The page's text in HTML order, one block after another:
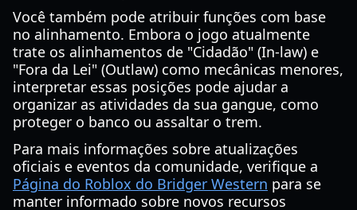
Você também pode atribuir funções com base
no alinhamento. Embora o jogo atualmente
trate os alinhamentos de "Cidadão" (In-law) e
"Fora da Lei" (Outlaw) como mecânicas menores,
interpretar essas posições pode ajudar a
organizar as atividades da sua gangue, como
proteger o banco ou assaltar o trem.
Para mais informações sobre atualizações
oficiais e eventos da comunidade, verifique a
Página do Roblox do Bridger Western para se
manter informado sobre novos recursos